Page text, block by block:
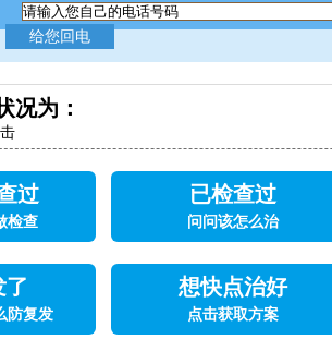
况为：
过
检查
已检查过
问问该怎么治
了
防复发
想快点治好
点击获取方案